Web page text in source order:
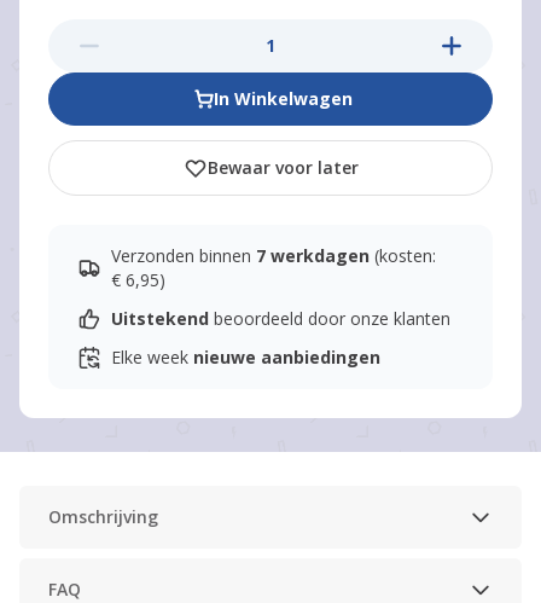
In Winkelwagen
Bewaar voor later
Verzonden binnen 7 werkdagen (kosten:
€ 6,95)
Uitstekend beoordeeld door onze klanten
Elke week nieuwe aanbiedingen
Omschrijving
FAQ